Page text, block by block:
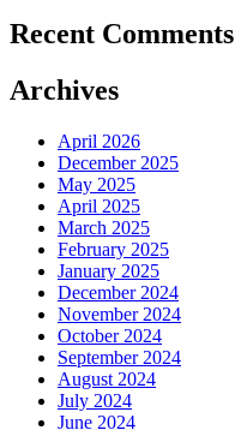
Recent Comments
Archives
April 2026
December 2025
May 2025
April 2025
March 2025
February 2025
January 2025
December 2024
November 2024
October 2024
September 2024
August 2024
July 2024
June 2024